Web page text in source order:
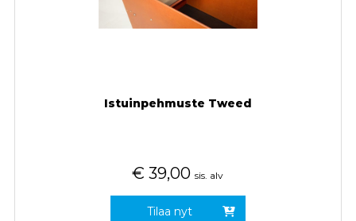
Istuinpehmuste Tweed
€ 39,00 sis. alv
Tilaa nyt